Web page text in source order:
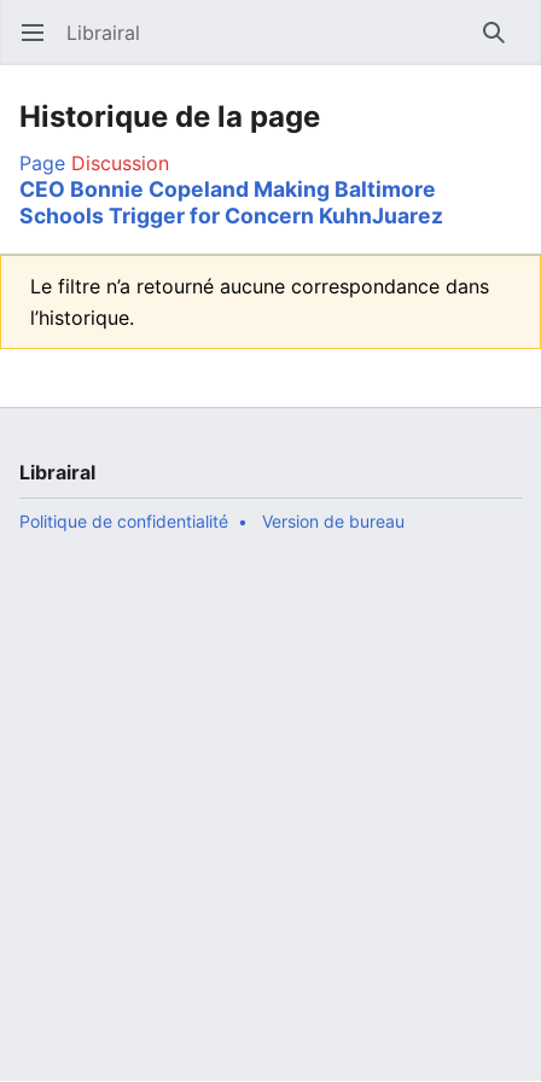
Ouvrir le menu principal Librairal
Historique de la page
Page Discussion
CEO Bonnie Copeland Making Baltimore
Schools Trigger for Concern KuhnJuarez
Le filtre n’a retourné aucune correspondance dans
l’historique.
Librairal
Politique de confidentialité Version de bureau